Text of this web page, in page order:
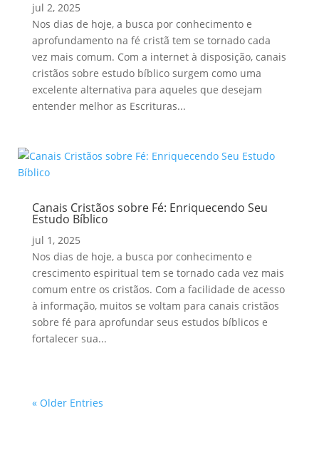
jul 2, 2025
Nos dias de hoje, a busca por conhecimento e
aprofundamento na fé cristã tem se tornado cada
vez mais comum. Com a internet à disposição, canais
cristãos sobre estudo bíblico surgem como uma
excelente alternativa para aqueles que desejam
entender melhor as Escrituras...
Canais Cristãos sobre Fé: Enriquecendo Seu
Estudo Bíblico
jul 1, 2025
Nos dias de hoje, a busca por conhecimento e
crescimento espiritual tem se tornado cada vez mais
comum entre os cristãos. Com a facilidade de acesso
à informação, muitos se voltam para canais cristãos
sobre fé para aprofundar seus estudos bíblicos e
fortalecer sua...
« Older Entries